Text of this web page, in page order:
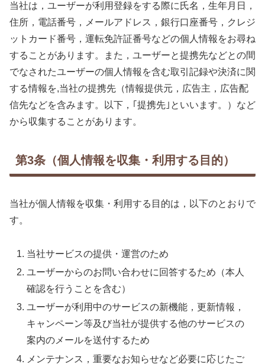
当社は，ユーザーが利用登録をする際に氏名，生年月日，
住所，電話番号，メールアドレス，銀行口座番号，クレジ
ットカード番号，運転免許証番号などの個人情報をお尋ね
することがあります。また，ユーザーと提携先などとの間
でなされたユーザーの個人情報を含む取引記録や決済に関
する情報を,当社の提携先（情報提供元，広告主，広告配
信先などを含みます。以下，｢提携先｣といいます。）など
から収集することがあります。
第3条（個人情報を収集・利用する目的）
当社が個人情報を収集・利用する目的は，以下のとおりで
す。
当社サービスの提供・運営のため
ユーザーからのお問い合わせに回答するため（本人
確認を行うことを含む）
ユーザーが利用中のサービスの新機能，更新情報，
キャンペーン等及び当社が提供する他のサービスの
案内のメールを送付するため
メンテナンス，重要なお知らせなど必要に応じたご